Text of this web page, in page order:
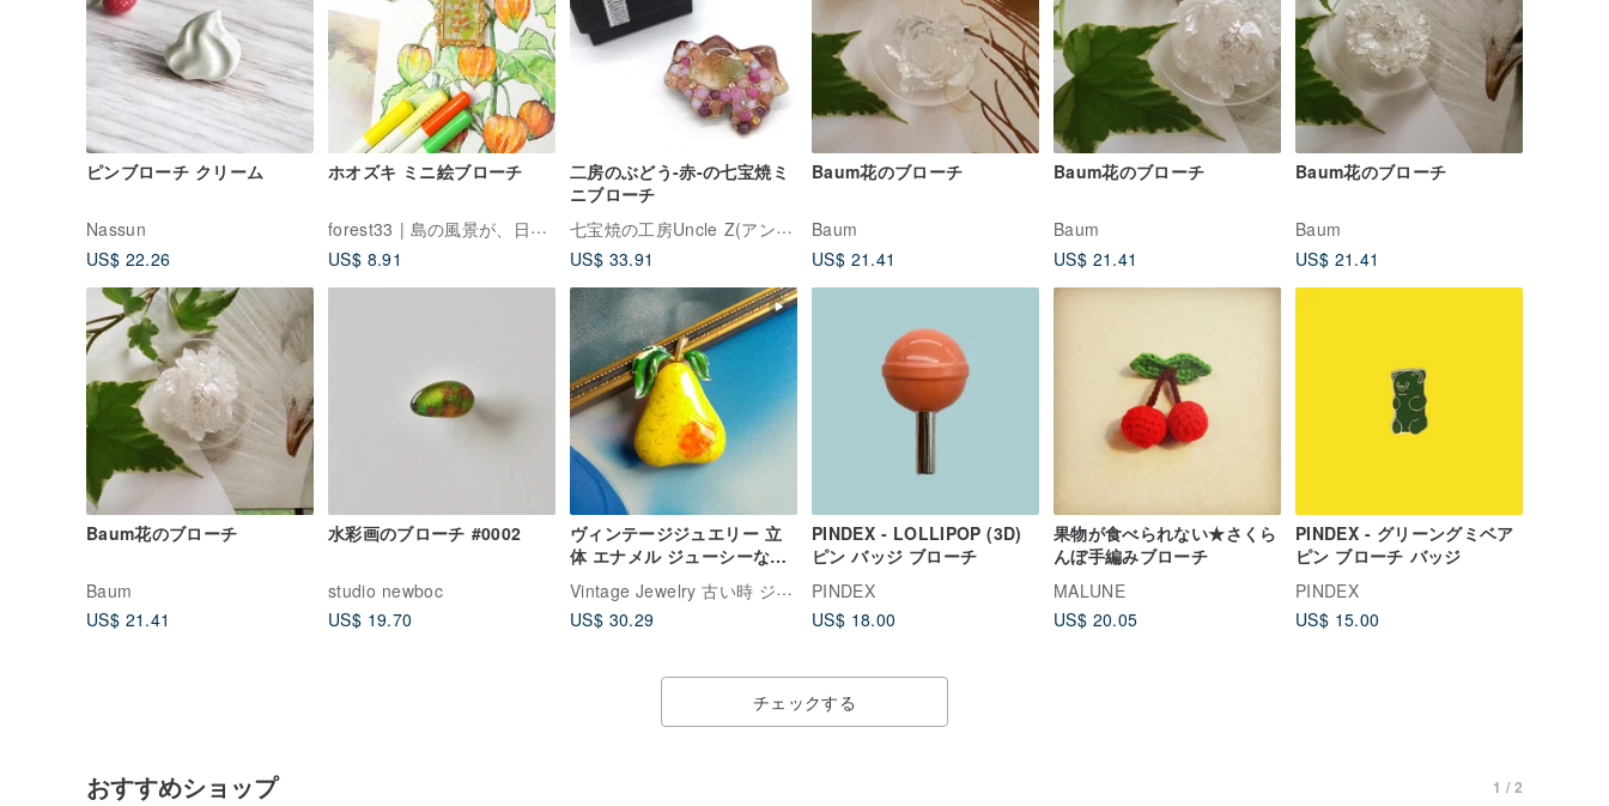
ピンブローチ クリーム
Nassun
US$ 22.26
ホオズキ ミニ絵ブローチ
forest33 | 島の風景が、日常に光を。
US$ 8.91
二房のぶどう-赤-の七宝焼ミ
ニブローチ
七宝焼の工房Uncle Z(アンクル･ゼット)
US$ 33.91
Baum花のブローチ
Baum
US$ 21.41
Baum花のブローチ
Baum
US$ 21.41
Baum花のブローチ
Baum
US$ 21.41
Baum花のブローチ
Baum
US$ 21.41
水彩画のブローチ #0002
studio newboc
US$ 19.70
ヴィンテージジュエリー 立
体 エナメル ジューシーな洋
Vintage Jewelry 古い時 ジュエリー
US$ 30.29
PINDEX - LOLLIPOP (3D)
ピン バッジ ブローチ
PINDEX
US$ 18.00
果物が食べられない★さくら
んぼ手編みブローチ
MALUNE
US$ 20.05
PINDEX - グリーングミベア
ピン ブローチ バッジ
PINDEX
US$ 15.00
チェックする
おすすめショップ 1 / 2